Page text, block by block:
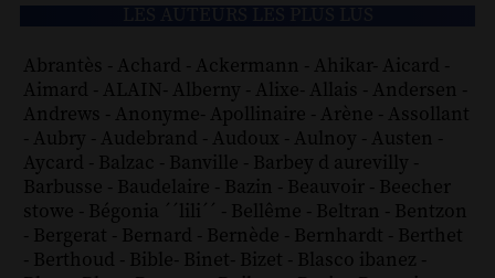
Abrantès - Achard - Ackermann - Ahikar- Aicard -
Aimard - ALAIN- Alberny - Alixe- Allais - Andersen -
Andrews - Anonyme- Apollinaire - Arène - Assollant
- Aubry - Audebrand - Audoux - Aulnoy - Austen -
Aycard - Balzac - Banville - Barbey d aurevilly -
Barbusse - Baudelaire - Bazin - Beauvoir - Beecher
stowe - Bégonia ´´lili´´ - Bellême - Beltran - Bentzon
- Bergerat - Bernard - Bernède - Bernhardt - Berthet
- Berthoud - Bible- Binet- Bizet - Blasco ibanez -